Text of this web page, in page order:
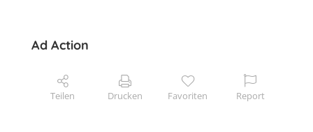
Ad Action
Teilen Drucken Favoriten Report